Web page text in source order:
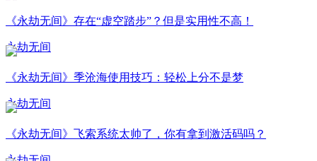
《永劫无间》存在“虚空踏步”？但是实用性不高！
永劫无间
《永劫无间》季沧海使用技巧：轻松上分不是梦
永劫无间
《永劫无间》飞索系统太帅了，你有拿到激活码吗？